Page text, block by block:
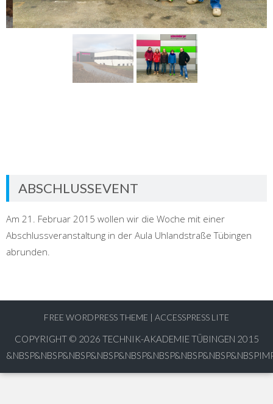
ABSCHLUSSEVENT
Am 21. Februar 2015 wollen wir die Woche mit einer
Abschlussveranstaltung in der Aula Uhlandstraße Tübingen
abrunden.
FREE WORDPRESS THEME | ACCESSPRESS LITE
COPYRIGHT © 2026 TECHNIK-AKADEMIE TÜBINGEN 2015